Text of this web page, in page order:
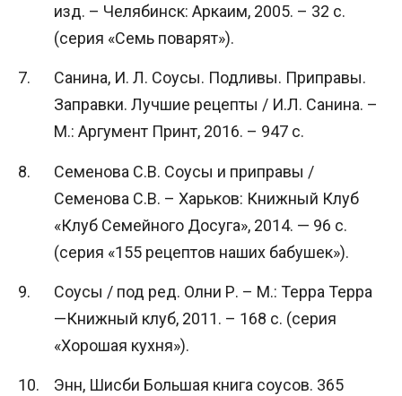
изд. – Челябинск: Аркаим, 2005. – 32 с.
(серия «Семь поварят»).
Санина, И. Л. Соусы. Подливы. Приправы.
Заправки. Лучшие рецепты / И.Л. Санина. –
М.: Аргумент Принт, 2016. – 947 c.
Семенова С.В. Соусы и приправы /
Семенова С.В. – Харьков: Книжный Клуб
«Клуб Семейного Досуга», 2014. — 96 с.
(серия «155 рецептов наших бабушек»).
Соусы / под ред. Олни Р. – М.: Терра Терра
—Книжный клуб, 2011. – 168 с. (серия
«Хорошая кухня»).
Энн, Шисби Большая книга соусов. 365